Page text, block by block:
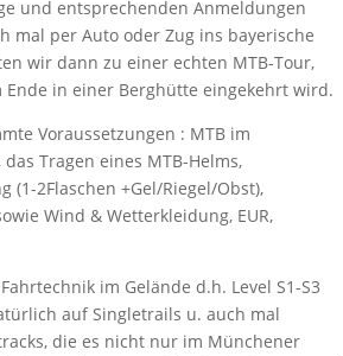
und entsprechenden Anmeldungen
mal per Auto oder Zug ins bayerische
wir dann zu einer echten MTB-Tour,
Ende in einer Berghütte eingekehrt wird.
Voraussetzungen : MTB im
Tragen eines MTB-Helms,
(1-2Flaschen +Gel/Riegel/Obst),
Wind & Wetterkleidung, EUR,
im Gelände d.h. Level S1-S3
auf Singletrails u. auch mal
die es nicht nur im Münchener